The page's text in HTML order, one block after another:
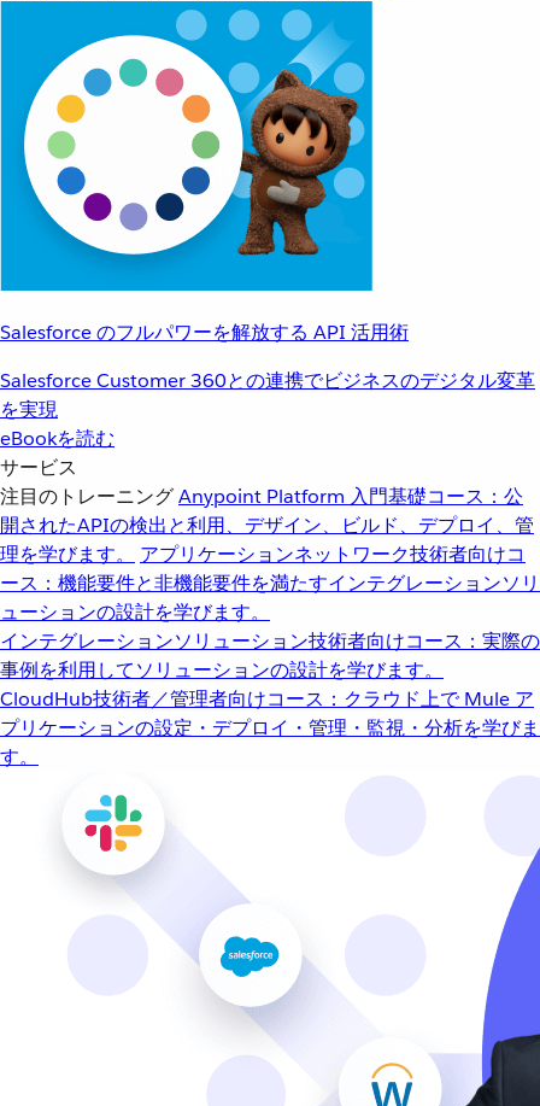
Salesforce のフルパワーを解放する API 活用術
Salesforce Customer 360との連携でビジネスのデジタル変革
を実現
eBookを読む
サービス
注目のトレーニングAnypoint Platform 入門基礎コース：公
開されたAPIの検出と利用、デザイン、ビルド、デプロイ、管
理を学びます。
アプリケーションネットワーク技術者向けコ
ース：機能要件と非機能要件を満たすインテグレーションソリ
ューションの設計を学びます。
インテグレーションソリューション技術者向けコース：実際の
事例を利用してソリューションの設計を学びます。
CloudHub技術者／管理者向けコース：クラウド上で Mule ア
プリケーションの設定・デプロイ・管理・監視・分析を学びま
す。